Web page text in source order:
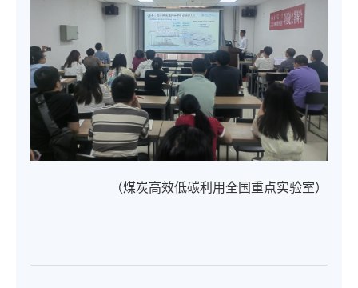
（煤炭高效低碳利用全国重点实验室）